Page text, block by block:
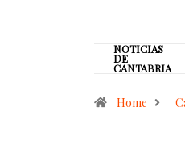
NOTICIAS
DE
CANTABRIA
Home